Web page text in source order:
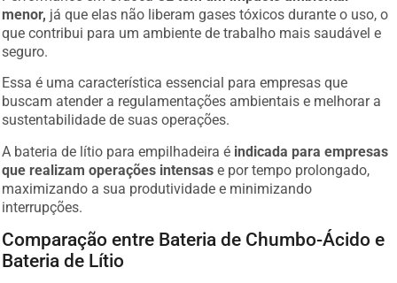
menor, já que elas não liberam gases tóxicos durante o uso, o
que contribui para um ambiente de trabalho mais saudável e
seguro.
Essa é uma característica essencial para empresas que
buscam atender a regulamentações ambientais e melhorar a
sustentabilidade de suas operações.
A bateria de lítio para empilhadeira é indicada para empresas
que realizam operações intensas e por tempo prolongado,
maximizando a sua produtividade e minimizando
interrupções.
Comparação entre Bateria de Chumbo-Ácido e
Bateria de Lítio